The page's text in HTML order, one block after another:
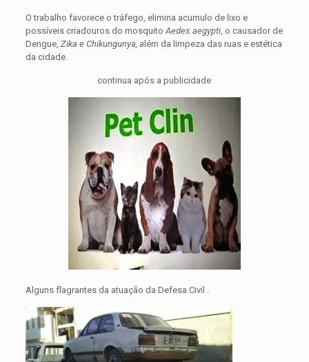
O trabalho favorece o tráfego, elimina acumulo de lixo e
possíveis criadouros do mosquitoAedes aegypti, o causador de
Dengue, Zika e Chikungunya, a lém da limpeza das ruas e estética
da cidade.
continua após a publicidade
Alguns flagrantes da atuação da Defesa Civil .